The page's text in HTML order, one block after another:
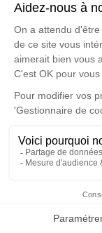
Faire-
Un service de
vendredi
Église de
Rue du